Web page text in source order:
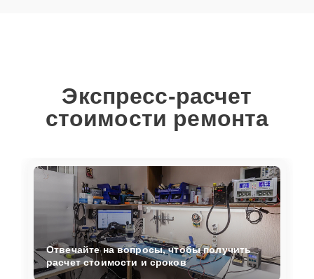
Экспресс-расчет
стоимости ремонта
Отвечайте на вопросы, чтобы получить
расчет стоимости и сроков